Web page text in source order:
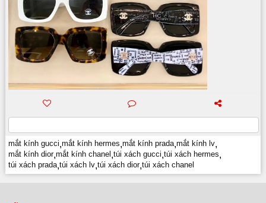
mắt kính gucci,mắt kính hermes,mắt kính prada,mắt kính lv,
mắt kính dior,mắt kính chanel ,túi xách gucci,túi xách hermes,
túi xách prada,túi xách lv,túi xách dior,túi xách chanel